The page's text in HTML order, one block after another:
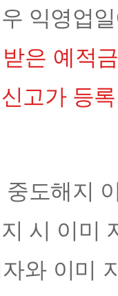
익영업
은 예적
고가 등
도해지
시 이미
와 이미